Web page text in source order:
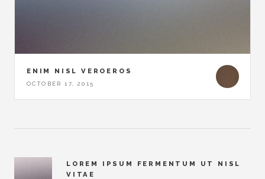
ENIM NISL VEROEROS
OCTOBER 17, 2015
LOREM IPSUM FERMENTUM UT NISL
VITAE